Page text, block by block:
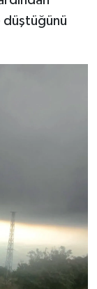
düştüğünü